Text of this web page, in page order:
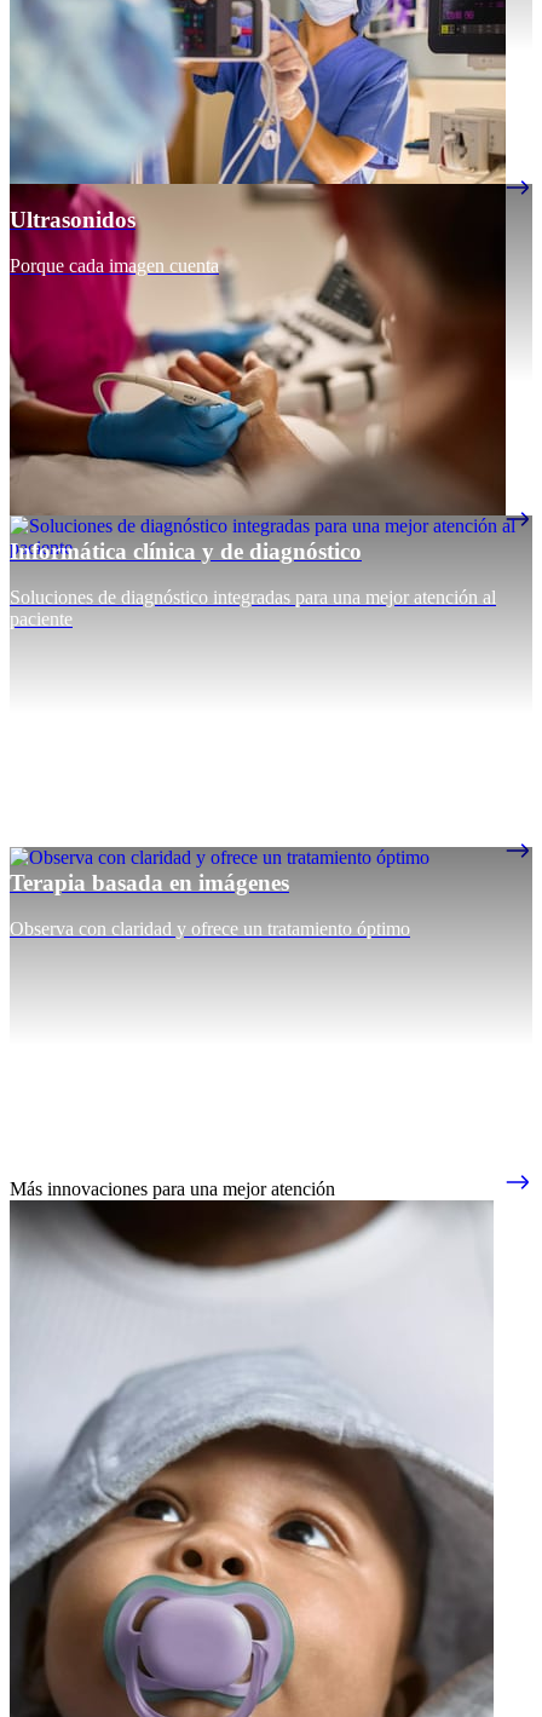
Ultrasonidos
Porque cada imagen cuenta
Informática clínica y de diagnóstico
Soluciones de diagnóstico integradas para una mejor atención al
paciente
Terapia basada en imágenes
Observa con claridad y ofrece un tratamiento óptimo
Más innovaciones para una mejor atención